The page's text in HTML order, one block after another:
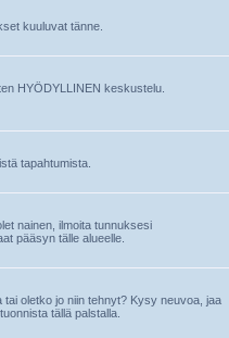
kuuluvat tänne.
HYÖDYLLINEN keskustelu.
tapahtumista.
nainen, ilmoita tunnuksesi
pääsyn tälle alueelle.
oletko jo niin tehnyt? Kysy neuvoa, jaa
tällä palstalla.